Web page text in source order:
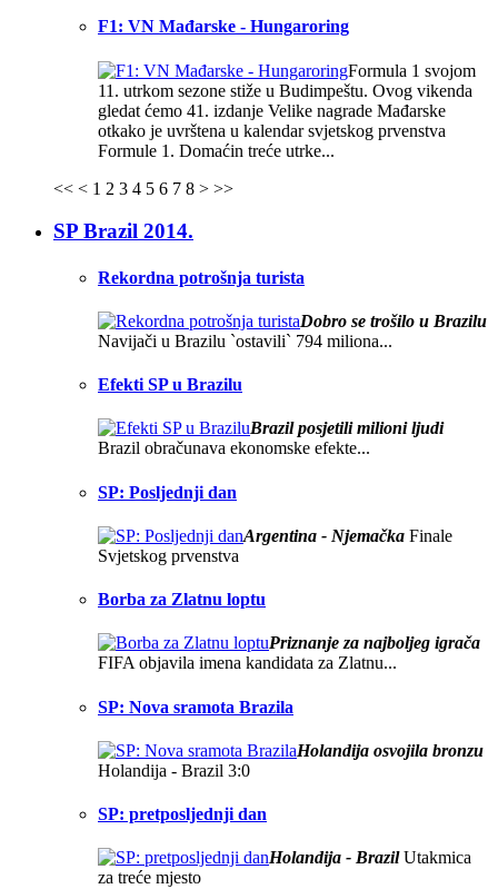
F1: VN Mađarske - Hungaroring
Formula 1 svojom
11. utrkom sezone stiže u Budimpeštu. Ovog vikenda
gledat ćemo 41. izdanje Velike nagrade Mađarske
otkako je uvrštena u kalendar svjetskog prvenstva
Formule 1. Domaćin treće utrke...
<< < 1 2 3 4 5 6 7 8 > >>
SP Brazil 2014.
Rekordna potrošnja turista
Dobro se trošilo u Brazilu
Navijači u Brazilu `ostavili` 794 miliona...
Efekti SP u Brazilu
Brazil posjetili milioni ljudi
Brazil obračunava ekonomske efekte...
SP: Posljednji dan
Argentina - Njemačka Finale
Svjetskog prvenstva
Borba za Zlatnu loptu
Priznanje za najboljeg igrača
FIFA objavila imena kandidata za Zlatnu...
SP: Nova sramota Brazila
Holandija osvojila bronzu
Holandija - Brazil 3:0
SP: pretposljednji dan
Holandija - BrazilUtakmica
za treće mjesto